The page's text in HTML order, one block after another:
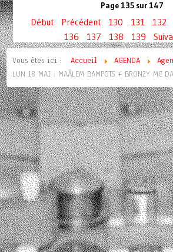
Page 135 sur 147
Début Précédent 130 131 132
136
137 138 139
Vous êtes ici : Accueil AGENDA
LUN 18 MAI : MAÂLEM BAMPOTS + BRONZY MC